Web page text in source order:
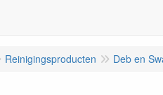
Reinigingsproducten Deb en